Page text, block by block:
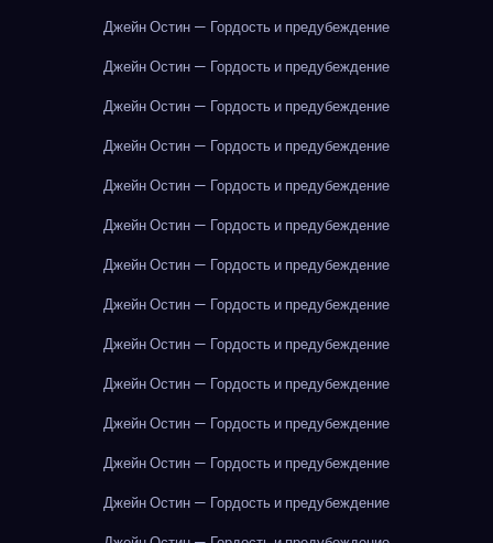
Джейн Остин — Гордость и предубеждение
Джейн Остин — Гордость и предубеждение
Джейн Остин — Гордость и предубеждение
Джейн Остин — Гордость и предубеждение
Джейн Остин — Гордость и предубеждение
Джейн Остин — Гордость и предубеждение
Джейн Остин — Гордость и предубеждение
Джейн Остин — Гордость и предубеждение
Джейн Остин — Гордость и предубеждение
Джейн Остин — Гордость и предубеждение
Джейн Остин — Гордость и предубеждение
Джейн Остин — Гордость и предубеждение
Джейн Остин — Гордость и предубеждение